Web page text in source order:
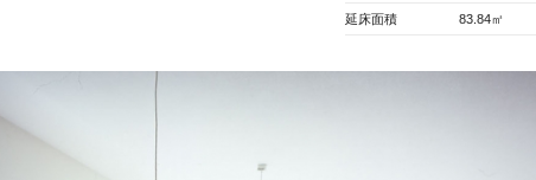
延床面積 83.84㎡